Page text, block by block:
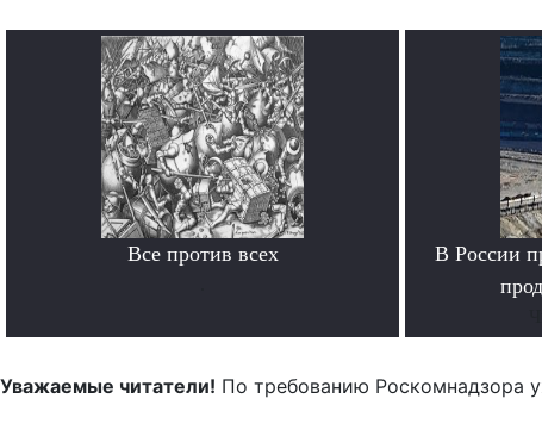
Все против всех
В России
Уважаемые читатели! По требованию Роскомнадзора